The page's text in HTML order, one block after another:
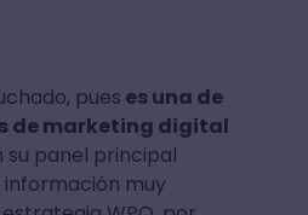
pues es una de
de marketing digital
su panel principal
muy